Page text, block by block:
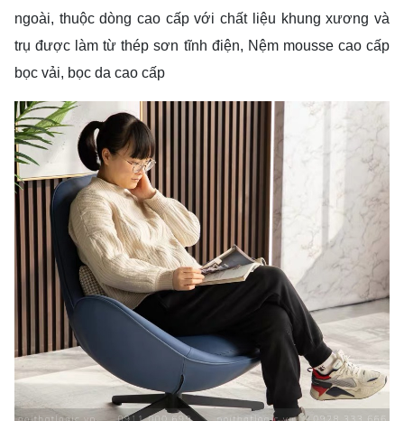
ngoài, thuộc dòng cao cấp với chất liệu khung xương và
trụ được làm từ thép sơn tĩnh điện, Nệm mousse cao cấp
bọc vải, bọc da cao cấp